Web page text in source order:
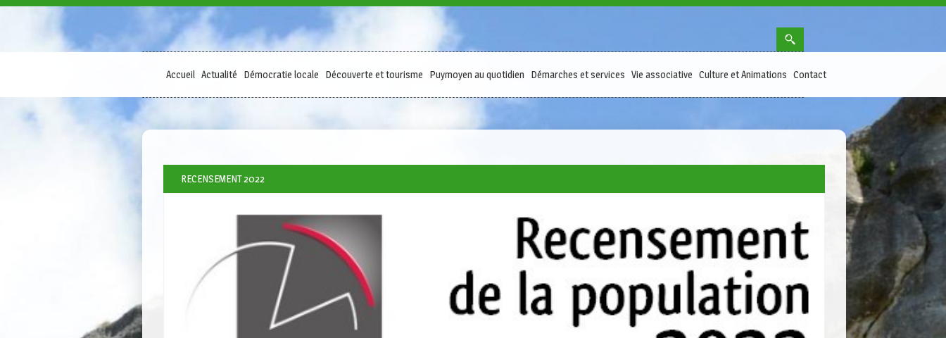
Accueil Actualité Démocratie locale Découverte et tourisme Puymoyen au quotidien Démarches et services Vie associative Culture et Animations Contact
RECENSEMENT 2022